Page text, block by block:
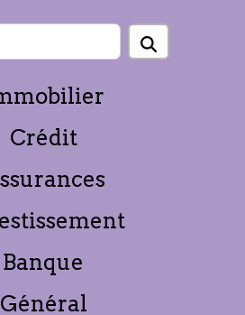
Crédit
Banque
Général